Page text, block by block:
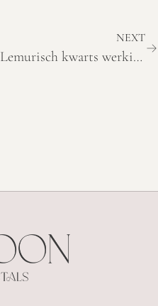
NEXT
Lemurisch kwarts werking, betekenis en eigenschappen